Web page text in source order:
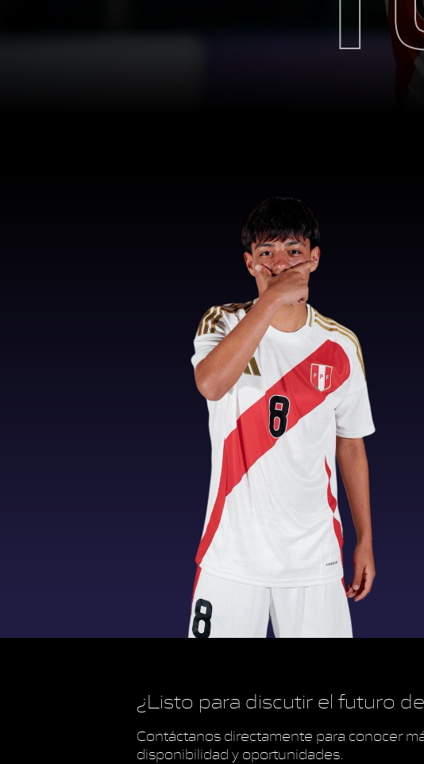
¿Listo para discutir el futuro de
Contáctanos directamente para conocer
disponibilidad y oportunidades.